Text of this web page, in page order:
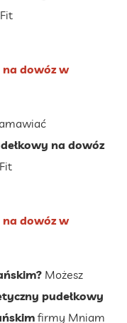
dowóz w
na dowóz
dowóz w
Możesz
pudełkowy
firmy Mniam